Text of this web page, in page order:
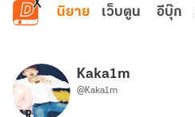
ข้ามไปยังเนื้อหาหลัก
นิยาย เว็บตูน อีบุ๊ก
Kaka1m
@Kaka1m